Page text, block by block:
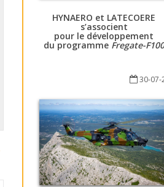
HYNAERO et LATECOERE
s’associent
pour le développement
du programme Fregate-F100
30-07-